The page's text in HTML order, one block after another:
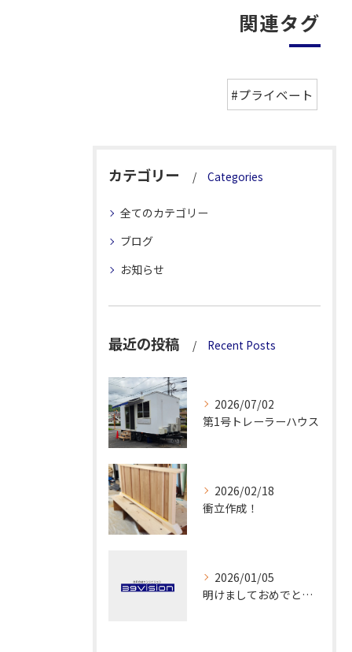
関連タグ
#プライベート
カテゴリー Categories
全てのカテゴリー
ブログ
お知らせ
最近の投稿 Recent Posts
2026/07/02
第1号トレーラーハウス
2026/02/18
衝立作成！
2026/01/05
明けましておめでとうございます！